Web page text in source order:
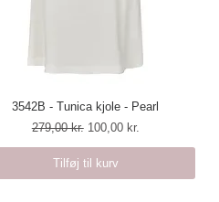
Hurtigvisning
3542B - Tunica kjole - Pearl
Regulær pris
279,00 kr. Salgspris
100,00 kr.
Tilføj til kurv